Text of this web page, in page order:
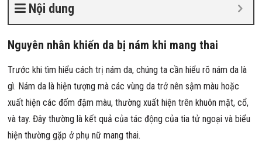
Nội dung
Nguyên nhân khiến da bị nám khi mang thai
Trước khi tìm hiểu cách trị nám da, chúng ta cần hiểu rõ nám da là
gì. Nám da là hiện tượng mà các vùng da trở nên sậm màu hoặc
xuất hiện các đốm đậm màu, thường xuất hiện trên khuôn mặt, cổ,
và tay. Đây thường là kết quả của tác động của tia tử ngoại và biểu
hiện thường gặp ở phụ nữ mang thai.